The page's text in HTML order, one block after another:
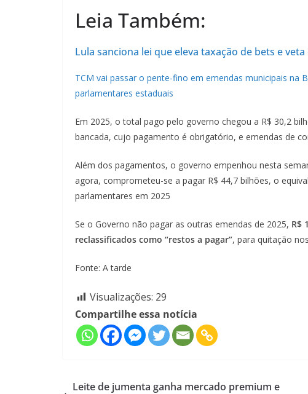
Leia Também:
Lula sanciona lei que eleva taxação de bets e
TCM vai passar o pente-fino em emendas municipais na
parlamentares estaduais
Em 2025, o total pago pelo governo chegou a R$ 30,2
bancada, cujo pagamento é obrigatório, e emendas de
Além dos pagamentos, o governo empenhou nesta
agora, comprometeu-se a pagar R$ 44,7 bilhões, o
parlamentares em 2025
Se o Governo não pagar as outras emendas de 2025, R$
reclassificados como “restos a pagar”, para quitação
Fonte: A tarde
Visualizações: 29
Compartilhe essa notícia
Leite de jumenta ganha mercado premium e